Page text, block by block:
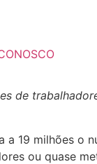
de
a 19 milhões o
ou quase